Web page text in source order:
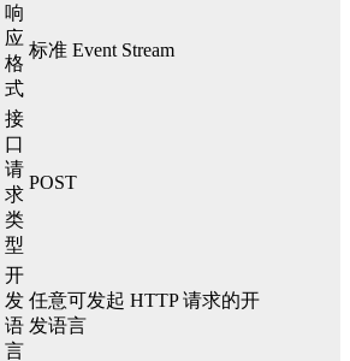
响
应
格
式
标准 Event Stream
接
口
请
求
类
型
POST
开
发
语
言
任意可发起 HTTP 请求的开
发语言